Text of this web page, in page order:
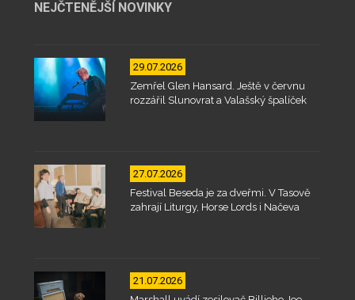
NEJČTENĚJŠÍ NOVINKY
29.07.2026
Zemřel Glen Hansard. Ještě v červnu
rozzářil Slunovrat a Valašský špalíček
27.07.2026
Festival Beseda je za dveřmi. V Tasově
zahrají Liturgy, Horse Lords i Načeva
21.07.2026